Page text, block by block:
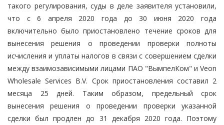
такого регулирования, суды в деле заявителя установили,
что с 6 апреля 2020 года до 30 июня 2020 года
включительно было приостановлено течение сроков для
вынесения решения о проведении проверки полноты
исчисления и уплаты налогов в связи с совершением сделки
между взаимозависимыми лицами ПАО "ВымпелКом" и Veon
Wholesale Services B.V. Срок приостановления составил 2
месяца 25 дней. Таким образом, предельный срок
вынесения решения о проведении проверки указанной
сделки был продлен до 31 декабря 2020 года. Поэтому